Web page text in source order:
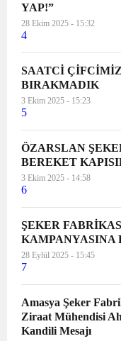
YAP!”
28 Ekim 2025 - 15:32
4
SAATCİ
BIRAKMADIK
3 Ekim 2025 - 15:23
5
ÖZARSLAN
BEREKET
3 Ekim 2025 - 14:58
6
ŞEKER
KAMPANYASINA
28 Eylül 2025 - 15:45
7
Amasya Şeker
Ziraat Mühendisi
Kandili Mesajı